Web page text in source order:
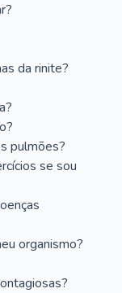
da rinite?
pulmões?
se sou
organismo?